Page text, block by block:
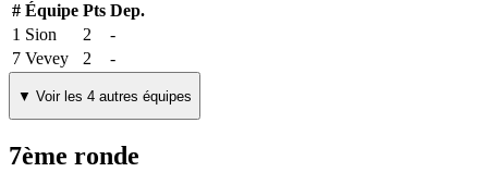
# Équipe Pts Dep.
1 Sion 2
-
7 Vevey 2 -
▼ Voir les 4 autres équipes
7ème ronde